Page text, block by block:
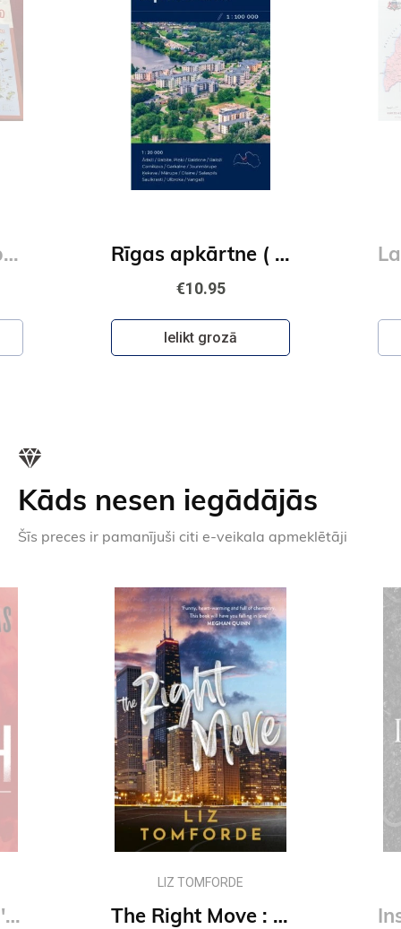
Pasaules karte bērniem. Geografika Rīgas apkārtne ( karte) 1:100 000
€10.95
Ielikt grozā
Kāds nesen iegādājās
Šīs preces ir pamanījuši citi e-veikala apmeklētāji
Kill Switch: Devil's Night #3
LIZ TOMFORDE
The Right Move : #2 Windy City Series : A forced proximity, fake dating sports romance